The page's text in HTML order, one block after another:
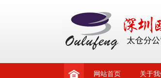
网站首页 关于我